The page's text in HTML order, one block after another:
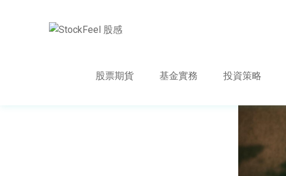
股票期貨 基金實務 投資策略